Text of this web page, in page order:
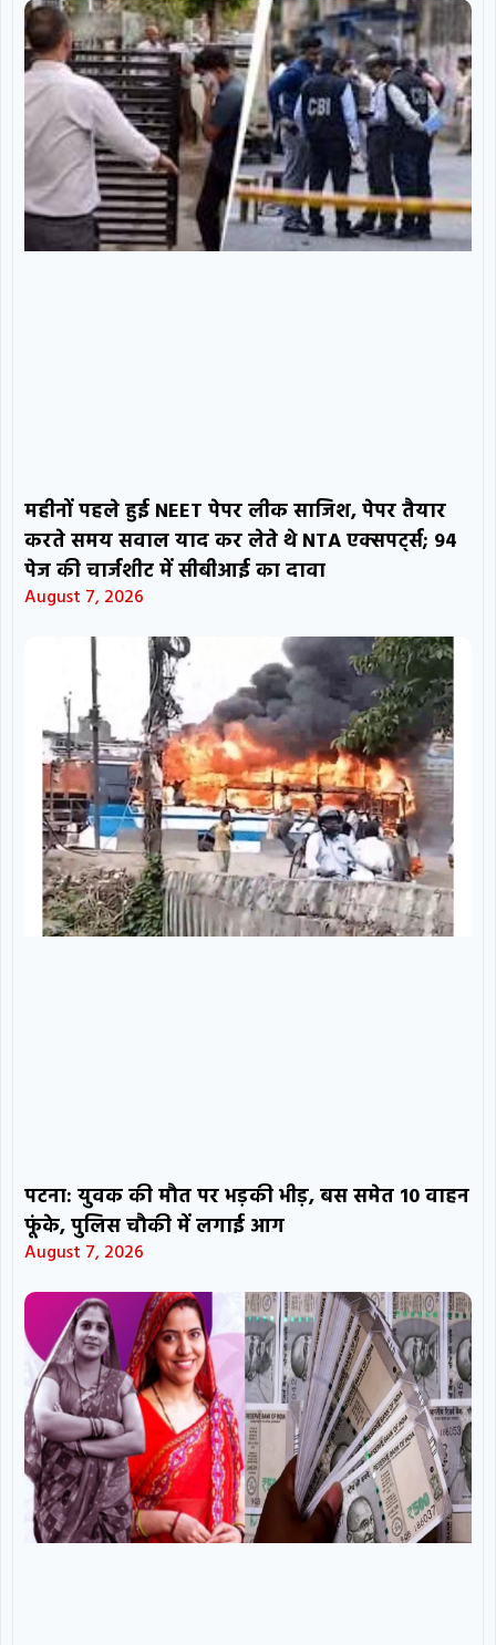
महीनों पहले हुई NEET पेपर लीक साजिश, पेपर तैयार
करते समय सवाल याद कर लेते थे NTA एक्सपर्ट्स; 94
पेज की चार्जशीट में सीबीआई का दावा
August 7, 2026
पटना: युवक की मौत पर भड़की भीड़, बस समेत 10 वाहन
फूंके, पुलिस चौकी में लगाई आग
August 7, 2026